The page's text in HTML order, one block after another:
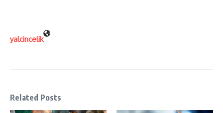
yalcincelik
Related Posts